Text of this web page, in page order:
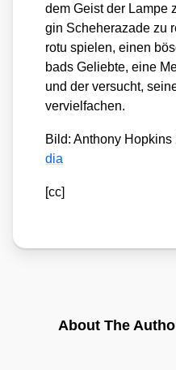
dem Geist der Lam­pe
gin Sche­he­ra­za­de zu
ro­tu spie­len, einen
bads Gelieb­te, eine
und der ver­sucht,
ver­viel­fa­chen.
Bild: Antho­ny
dia
[cc]
About The